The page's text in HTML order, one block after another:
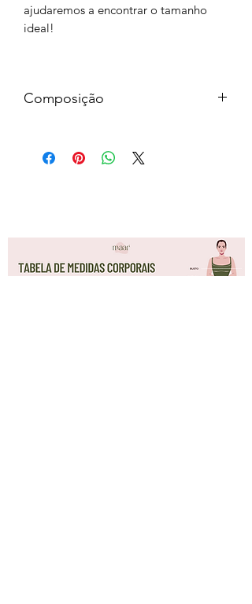
ajudaremos a encontrar o tamanho
ideal!
Composição
Corpo: 96% Poliéster 4% Elastano
Forro: 96% Viscose 4% Elastano